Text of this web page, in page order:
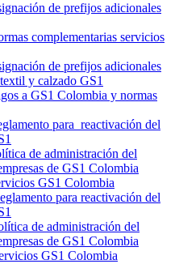
de prefijos adicionales
complementarias servicios
de prefijos adicionales
y calzado GS1
a GS1 Colombia y normas
para reactivación del
de administración del
de GS1 Colombia
GS1 Colombia
para reactivación del
de administración del
de GS1 Colombia
GS1 Colombia